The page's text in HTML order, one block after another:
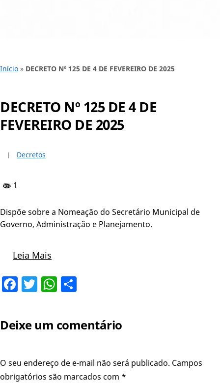
Início » DECRETO Nº 125 DE 4 DE FEVEREIRO DE 2025
DECRETO Nº 125 DE 4 DE
FEVEREIRO DE 2025
Decretos
1
Dispõe sobre a Nomeação do Secretário Municipal de
Governo, Administração e Planejamento.
Leia Mais
Facebook
TwitterWhatsApp
Deixe um comentário
O seu endereço de e-mail não será publicado. Campos
obrigatórios são marcados com *